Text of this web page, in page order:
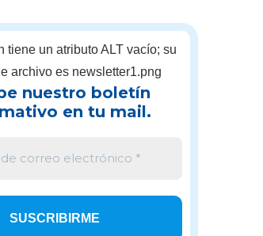
nuestro boletín
en tu mail.